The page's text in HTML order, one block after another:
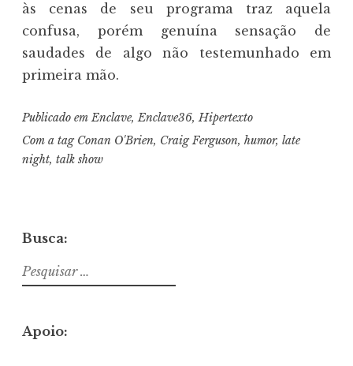
às cenas de seu programa traz aquela
confusa, porém genuína sensação de
saudades de algo não testemunhado em
primeira mão.
Publicado emEnclave,Enclave36,Hipertexto
Com a tag Conan O'Brien, Craig Ferguson, humor, late
night, talk show
Busca:
Pesquisar
por:
Apoio: